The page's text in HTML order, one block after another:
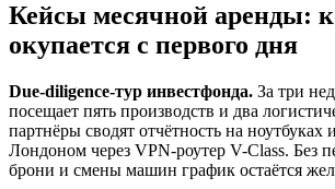
Кейсы месячной аренды:
окупается с первого дня
Due-diligence-тур инвестфонда. За три
посещает пять производств и два
партнёры сводят отчётность на ноутбуках
Лондоном через VPN-роутер V-Class. Без
брони и смены машин график остаётся